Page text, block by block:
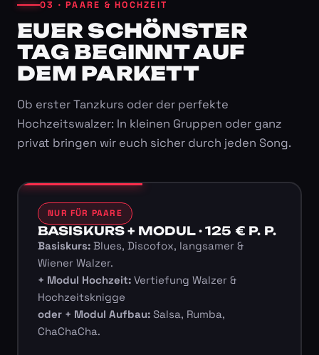
03 · PAARE & HOCHZEIT
EUER SCHÖNSTER
TAG BEGINNT AUF
DEM PARKETT
Ob erster Tanzkurs oder der perfekte
Hochzeitswalzer: In kleinen Gruppen oder ganz
privat bringen wir euch sicher durch jeden Song.
NUR FÜR PAARE
BASISKURS + MODUL · 125 € P. P.
Basiskurs:Blues, Discofox, langsamer &
Wiener Walzer.
+ Modul Hochzeit:Vertiefung Walzer &
Hochzeitsknigge
oder + Modul Aufbau:Salsa, Rumba,
ChaChaCha.